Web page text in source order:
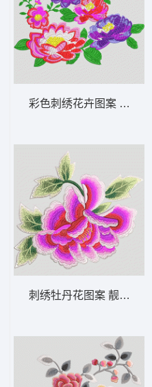
彩色刺绣花卉图案 靓花
刺绣牡丹花图案 靓花 旗袍